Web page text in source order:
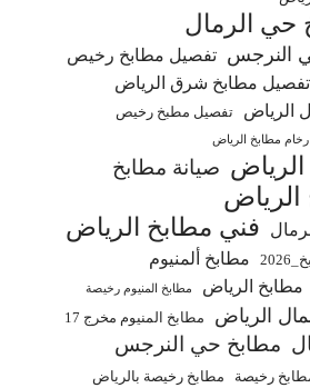
حي الرمال
النرجس تفصيل مطابخ رخيص
تفصيل مطابخ شرق الرياض
الرياض
تفصيل مطبخ رخيص
رخام مطابخ الرياض
صيانة مطابخ
الرياض
فني مطابخ الرياض
مطابخ ألمنيوم
مطابخ الرياض مطابخ المنيوم رخيصة
الرياض مطابخ المنيوم مخرج 17
مطابخ حي النرجس
رخيصة مطابخ رخيصة بالرياض